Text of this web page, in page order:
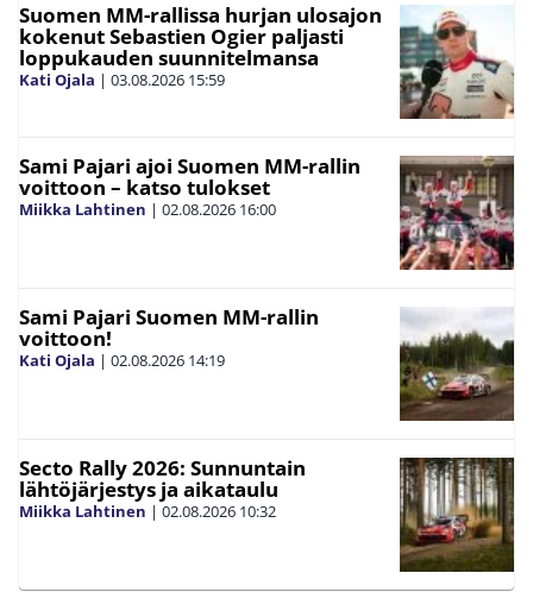
Suomen MM-rallissa hurjan ulosajon
kokenut Sebastien Ogier paljasti
loppukauden suunnitelmansa
Kati Ojala | 03.08.2026 15:59
Sami Pajari ajoi Suomen MM-rallin
voittoon – katso tulokset
Miikka Lahtinen | 02.08.2026 16:00
Sami Pajari Suomen MM-rallin
voittoon!
Kati Ojala | 02.08.2026 14:19
Secto Rally 2026: Sunnuntain
lähtöjärjestys ja aikataulu
Miikka Lahtinen | 02.08.2026 10:32